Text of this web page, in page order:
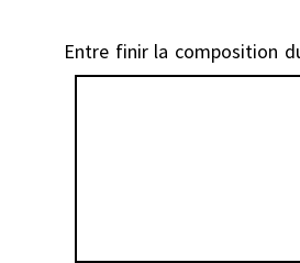
Entre finir la composition